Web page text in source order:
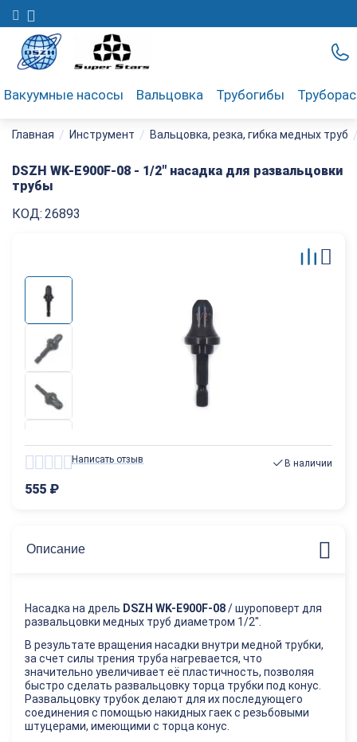
Вакуумные насосы Вальцовка Трубогибы
Главная / Инструмент / Вальцовка, резка, гибка медных труб
DSZH WK-E900F-08 - 1/2" насадка для развальцовки
трубы
КОД: 26893
Написать отзыв В наличии
555 ₽
Описание
Насадка на дрель DSZH WK-E900F-08/ шуроповерт для
развальцовки медных труб диаметром 1/2".
В результате вращения насадки внутри медной трубки,
за счет силы трения труба нагревается, что
значительно увеличивает её пластичность, позволяя
быстро сделать развальцовку торца трубки под конус.
Развальцовку трубок делают для их последующего
соединения с помощью накидных гаек с резьбовыми
штуцерами, имеющими с торца конус.